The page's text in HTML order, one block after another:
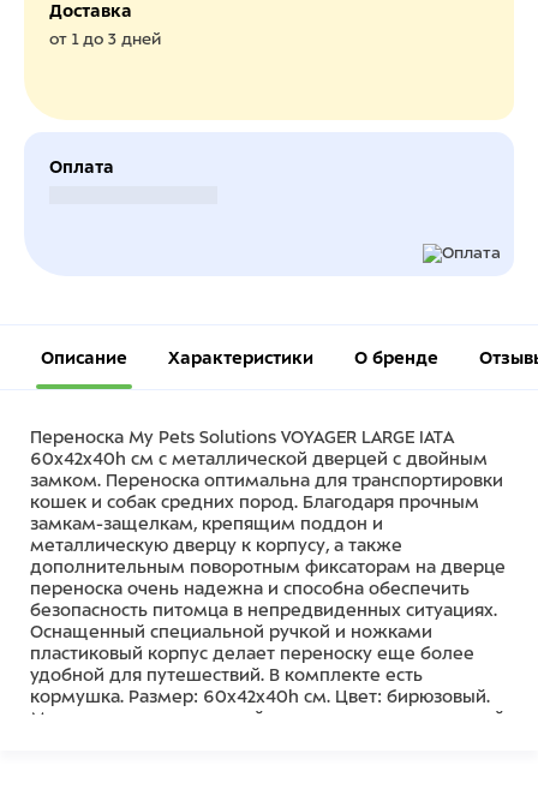
Доставка
от 1 до 3 дней
Оплата
Описание Характеристики О бренде
Переноска My Pets Solutions VOYAGER LARGE IATA
60х42х40h см с металлической дверцей с двойным
замком. Переноска оптимальна для транспортировки
кошек и собак средних пород. Благодаря прочным
замкам-защелкам, крепящим поддон и
металлическую дверцу к корпусу, а также
дополнительным поворотным фиксаторам на дверце
переноска очень надежна и способна обеспечить
безопасность питомца в непредвиденных ситуациях.
Оснащенный специальной ручкой и ножками
пластиковый корпус делает переноску еще более
удобной для путешествий. В комплекте есть
кормушка. Размер: 60х42х40h см. Цвет: бирюзовый.
Максимально допустимый вес животного для данной